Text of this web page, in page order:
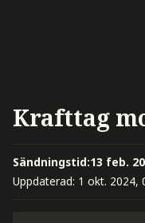
Krafttag
Sändningstid:13 feb.
Uppdaterad: 1 okt. 2024,